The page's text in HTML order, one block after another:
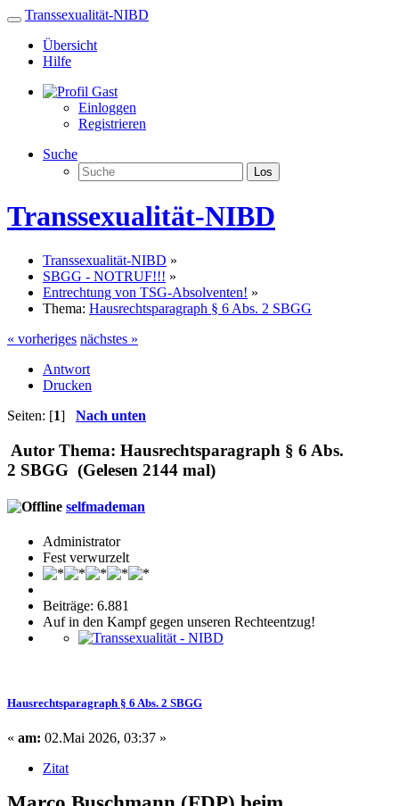
Transsexualität-NIBD
Übersicht
Hilfe
Gast
Einloggen
Registrieren
Suche
Los
Transsexualität-NIBD
Transsexualität-NIBD »
SBGG - NOTRUF!!! »
Entrechtung von TSG-Absolventen! »
Thema: Hausrechtsparagraph § 6 Abs. 2 SBGG
« vorheriges nächstes »
Antwort
Drucken
Seiten: [1] Nach unten
Autor Thema: Hausrechtsparagraph § 6 Abs.
2 SBGG (Gelesen 2144 mal)
selfmademan
Administrator
Fest verwurzelt
Beiträge: 6.881
Auf in den Kampf gegen unseren Rechteentzug!
Hausrechtsparagraph § 6 Abs. 2 SBGG
« am: 02.Mai 2026, 03:37 »
Zitat